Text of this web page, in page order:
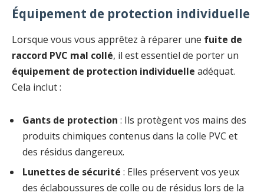
Équipement de protection individuelle
Lorsque vous vous apprêtez à réparer une fuite de
raccord PVC mal collé, il est essentiel de porter un
équipement de protection individuelle adéquat.
Cela inclut :
Gants de protection : Ils protègent vos mains des
produits chimiques contenus dans la colle PVC et
des résidus dangereux.
Lunettes de sécurité : Elles préservent vos yeux
des éclaboussures de colle ou de résidus lors de la